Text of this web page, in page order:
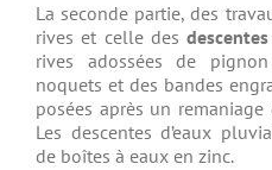
La seconde partie, des
rives et celle des
rives adossées de
noquets et des bandes
posées après un
Les descentes d’eaux
de boîtes à eaux en zinc.